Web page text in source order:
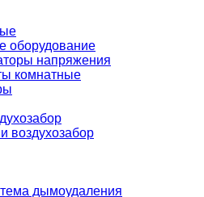
оборудование
напряжения
комнатные
воздухозабор
дымоудаления